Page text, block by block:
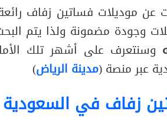
عن موديلات فساتين زفاف
وجودة مضمونة ولذا يتم
وسنتعرف على أشهر تلك
عبر منصة (مدينة الرياض)
زفاف في السعودية